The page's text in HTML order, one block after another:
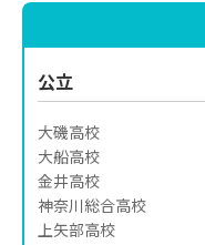
公立
大磯高校
大船高校
金井高校
神奈川総合高校
上矢部高校